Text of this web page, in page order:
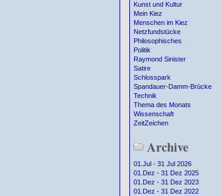
Kunst und Kultur
Mein Kiez
Menschen im Kiez
Netzfundstücke
Philosophisches
Politik
Raymond Sinister
Satire
Schlosspark
Spandauer-Damm-Brücke
Technik
Thema des Monats
Wissenschaft
ZeitZeichen
Archive
01.Jul - 31 Jul 2026
01.Dez - 31 Dez 2025
01.Dez - 31 Dez 2023
01.Dez - 31 Dez 2022